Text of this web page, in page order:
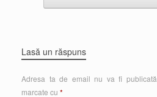
Lasă un răspuns
Adresa ta de email nu va fi publicată.
marcate cu *